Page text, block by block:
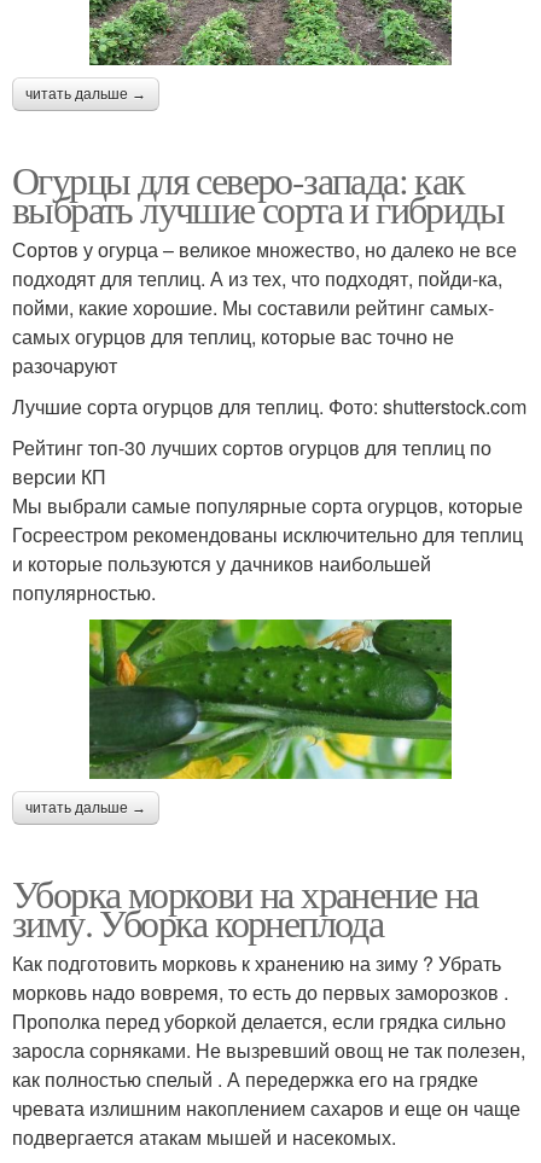
читать дальше →
Огурцы для северо-запада: как
выбрать лучшие сорта и гибриды
Сортов у огурца – великое множество, но далеко не все
подходят для теплиц. А из тех, что подходят, пойди-ка,
пойми, какие хорошие. Мы составили рейтинг самых-
самых огурцов для теплиц, которые вас точно не
разочаруют
Лучшие сорта огурцов для теплиц. Фото: shutterstock.com
Рейтинг топ-30 лучших сортов огурцов для теплиц по
версии КП
Мы выбрали самые популярные сорта огурцов, которые
Госреестром рекомендованы исключительно для теплиц
и которые пользуются у дачников наибольшей
популярностью.
читать дальше →
Уборка моркови на хранение на
зиму. Уборка корнеплода
Как подготовить морковь к хранению на зиму ? Убрать
морковь надо вовремя, то есть до первых заморозков .
Прополка перед уборкой делается, если грядка сильно
заросла сорняками. Не вызревший овощ не так полезен,
как полностью спелый . А передержка его на грядке
чревата излишним накоплением сахаров и еще он чаще
подвергается атакам мышей и насекомых.